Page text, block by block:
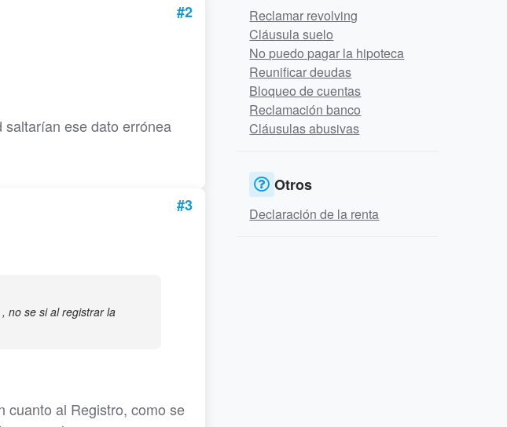
#2
ese dato errónea
#3
no se si al registrar la
cuanto al Registro, como se
Reclamar revolving
Cláusula suelo
No puedo pagar la hipoteca
Reunificar deudas
Bloqueo de cuentas
Reclamación banco
Cláusulas abusivas
Otros
Declaración de la renta